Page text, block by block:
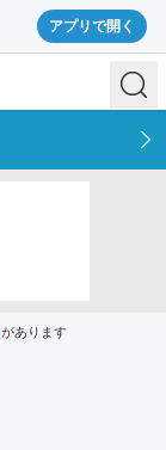
アプリで開く
があります